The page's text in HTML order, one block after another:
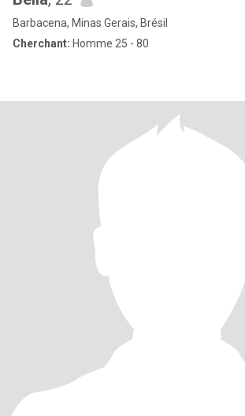
Barbacena, Minas Gerais, Brésil
Cherchant: Homme 25 - 80